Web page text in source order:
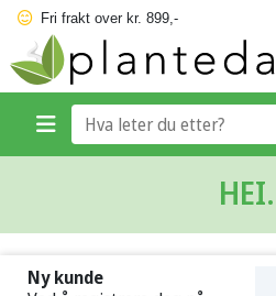
Fri frakt over kr. 899,-
HEI.
Ny kunde